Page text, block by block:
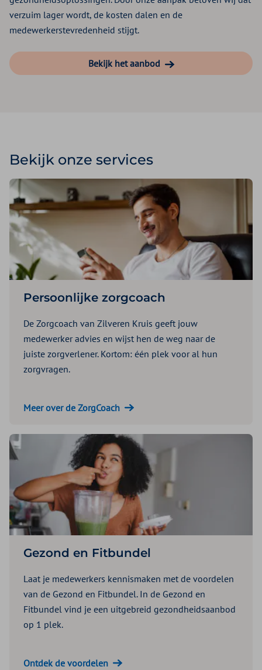
verzuim lager wordt, de kosten dalen en de
medewerkerstevredenheid stijgt.
Bekijk het aanbod
Bekijk onze services
Persoonlijke zorgcoach
De Zorgcoach van Zilveren Kruis geeft jouw
medewerker advies en wijst hen de weg naar de
juiste zorgverlener. Kortom: één plek voor al hun
zorgvragen.
Meer over de ZorgCoach
Gezond en Fitbundel
Laat je medewerkers kennismaken met de voordelen
van de Gezond en Fitbundel. In de Gezond en
Fitbundel vind je een uitgebreid gezondheidsaanbod
op 1 plek.
Ontdek de voordelen